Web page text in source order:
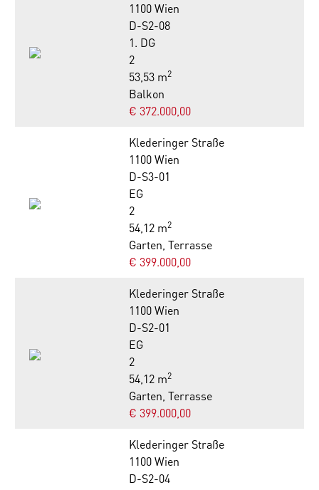
1100 Wien
D-S2-08
1. DG
2
53,53 m2
Balkon
€ 372.000,00
Klederinger Straße
1100 Wien
D-S3-01
EG
2
54,12 m2
Garten, Terrasse
€ 399.000,00
Klederinger Straße
1100 Wien
D-S2-01
EG
2
54,12 m2
Garten, Terrasse
€ 399.000,00
Klederinger Straße
1100 Wien
D-S2-04